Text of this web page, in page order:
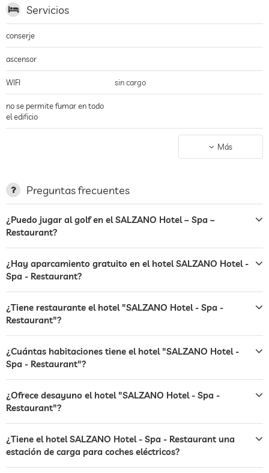
Servicios
conserje
ascensor
WIFI sin cargo
no se permite fumar en todo
el edificio
terraza
servicio de lavandería
hamacas
bar
café
restaurante
recepción
caja fuerte
gatos permitidos Cargos adicionales
Más
Preguntas frecuentes
¿Puedo jugar al golf en el SALZANO Hotel – Spa –
Restaurant?
¿Hay aparcamiento gratuito en el hotel SALZANO Hotel -
Spa - Restaurant?
¿Tiene restaurante el hotel "SALZANO Hotel - Spa -
Restaurant"?
¿Cuántas habitaciones tiene el hotel "SALZANO Hotel -
Spa - Restaurant"?
¿Ofrece desayuno el hotel "SALZANO Hotel - Spa -
Restaurant"?
¿Tiene el hotel SALZANO Hotel - Spa - Restaurant una
estación de carga para coches eléctricos?